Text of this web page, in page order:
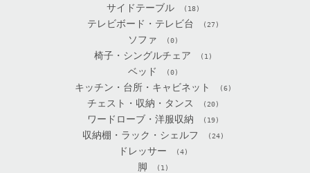
サイドテーブル (18)
テレビボード・テレビ台 (27)
ソファ (0)
椅子・シングルチェア (1)
ベッド (0)
キッチン・台所・キャビネット (6)
チェスト・収納・タンス (20)
ワードローブ・洋服収納 (19)
収納棚・ラック・シェルフ (24)
ドレッサー (4)
脚 (1)